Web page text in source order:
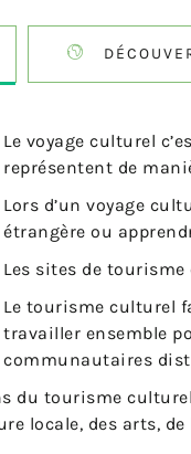
Le voyage culturel
représentent de
Lors d’un voyage
étrangère ou
Les sites de
Le tourisme culturel
travailler ensemble
communautaires
du tourisme
locale, des arts,